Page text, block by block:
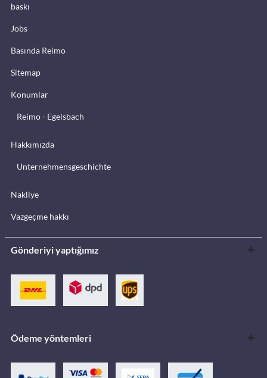
baskı
Jobs
Basında Reimo
Sitemap
Konumlar
Reimo - Egelsbach
Hakkımızda
Unternehmensgeschichte
Nakliye
Vazgeçme hakkı
Gönderiyi yaptığımız
Ödeme yöntemleri